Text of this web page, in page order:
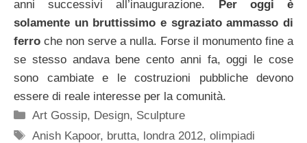
anni successivi all’inaugurazione. Per oggi è
solamente un bruttissimo e sgraziato ammasso di
ferro che non serve a nulla. Forse il monumento fine a
se stesso andava bene cento anni fa, oggi le cose
sono cambiate e le costruzioni pubbliche devono
essere di reale interesse per la comunità.
Categorie
Art Gossip, Design, Sculpture
Tag
Anish Kapoor, brutta, londra 2012,olimpiadi